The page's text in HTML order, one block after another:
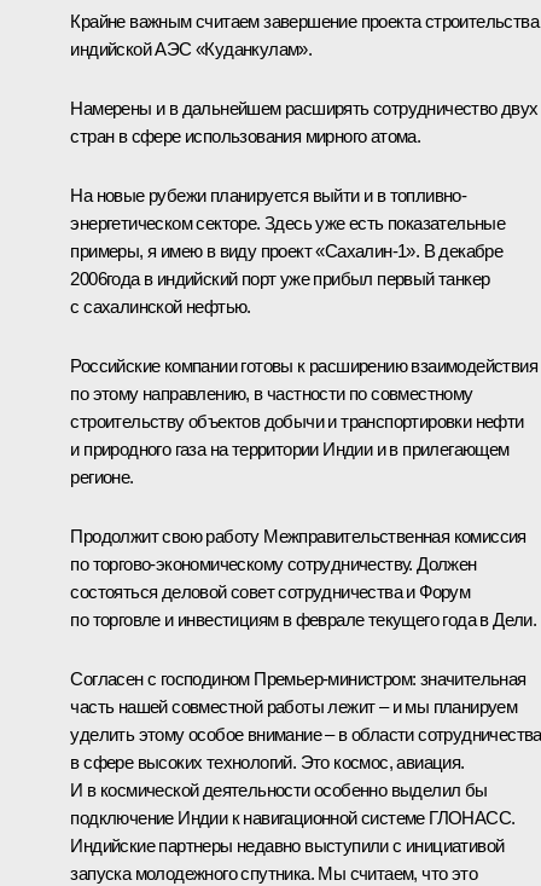
Крайне важным считаем завершение проекта строительства
индийской АЭС «Куданкулам».
Намерены и в дальнейшем расширять сотрудничество двух
стран в сфере использования мирного атома.
На новые рубежи планируется выйти и в топливно-
энергетическом секторе. Здесь уже есть показательные
примеры, я имею в виду проект «Сахалин-1». В декабре
2006года в индийский порт уже прибыл первый танкер
с сахалинской нефтью.
Российские компании готовы к расширению взаимодействия
по этому направлению, в частности по совместному
строительству объектов добычи и транспортировки нефти
и природного газа на территории Индии и в прилегающем
регионе.
Продолжит свою работу Межправительственная комиссия
по торгово-экономическому сотрудничеству. Должен
состояться деловой совет сотрудничества и Форум
по торговле и инвестициям в феврале текущего года в Дели.
Согласен с господином Премьер-министром: значительная
часть нашей совместной работы лежит – и мы планируем
уделить этому особое внимание – в области сотрудничества
в сфере высоких технологий. Это космос, авиация.
И в космической деятельности особенно выделил бы
подключение Индии к навигационной системе ГЛОНАСС.
Индийские партнеры недавно выступили с инициативой
запуска молодежного спутника. Мы считаем, что это